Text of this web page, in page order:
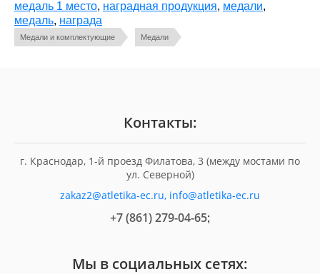
медаль 1 место, наградная продукция, медали,
медаль, награда
Медали и комплектующие Медали
Контакты:
г. Краснодар, 1-й проезд Филатова, 3 (между мостами по
ул. Северной)
zakaz2@atletika-ec.ru, info@atletika-ec.ru
+7 (861) 279-04-65;
Мы в социальных сетях: